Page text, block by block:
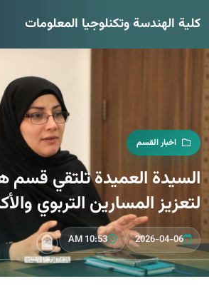
كلية الهندسة وتكنلوجيا المعلومات
اخبار القسم
السيدة العميدة تلتقي قسم
لتعزيز المسارين التربوي
2026-04-06
10:53 AM